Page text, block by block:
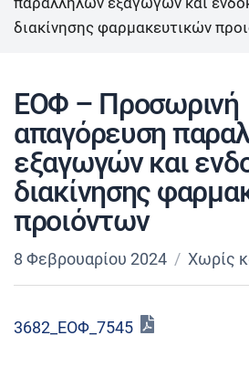
διακίνησης φαρμακευτικών
ΕΟΦ – Προσωρινή
απαγόρευση
εξαγωγών και
διακίνησης
προιόντων
8 Φεβρουαρίου 2024 Χωρίς
3682_ΕΟΦ_7545